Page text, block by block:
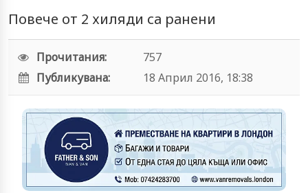
Повече от 2 хиляди са ранени
Прочитания:
757
Публикувана:
18 Април 2016, 18:38